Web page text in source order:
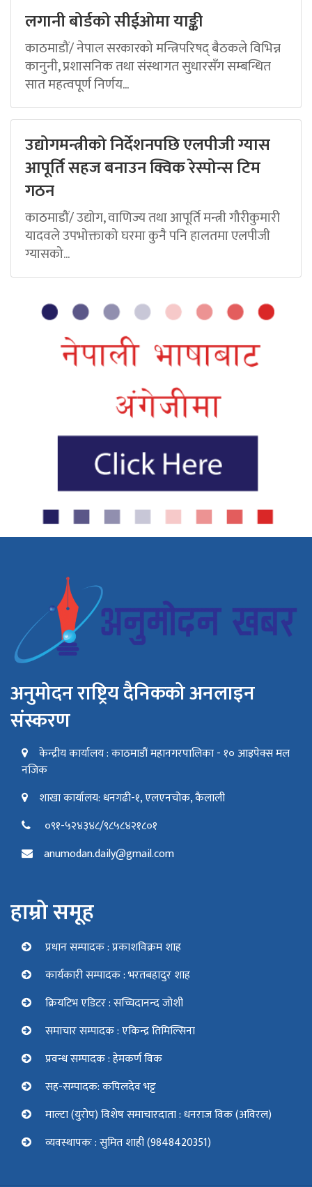
लगानी बोर्डको सीईओमा याङ्की
काठमाडौं/ नेपाल सरकारको मन्त्रिपरिषद् बैठकले विभिन्न
कानुनी, प्रशासनिक तथा संस्थागत सुधारसँग सम्बन्धित
सात महत्वपूर्ण निर्णय...
उद्योगमन्त्रीको निर्देशनपछि एलपीजी ग्यास
आपूर्ति सहज बनाउन क्विक रेस्पोन्स टिम
गठन
काठमाडौं/ उद्योग, वाणिज्य तथा आपूर्ति मन्त्री गौरीकुमारी
यादवले उपभोक्ताको घरमा कुनै पनि हालतमा एलपीजी
ग्यासको...
अनुमोदन राष्ट्रिय दैनिकको अनलाइन
संस्करण
केन्द्रीय कार्यालय : काठमाडौं महानगरपालिका - १० आइपेक्स मल
नजिक
शाखा कार्यालय: धनगढी-१, एलएनचोक, कैलाली
०९१-५२४३४८/९८५८४२१८०१
anumodan.daily@gmail.com
हाम्रो समूह
प्रधान सम्पादक : प्रकाशविक्रम शाह
कार्यकारी सम्पादक : भरतबहादुर शाह
क्रियटिभ एडिटर : सच्चिदानन्द जोशी
समाचार सम्पादक : एकिन्द्र तिमिल्सिना
प्रवन्ध सम्पादक : हेमकर्ण विक
सह-सम्पादक: कपिलदेव भट्ट
माल्टा (युरोप) विशेष समाचारदाता : धनराज विक (अविरल)
व्यवस्थापकः : सुमित शाही (9848420351)